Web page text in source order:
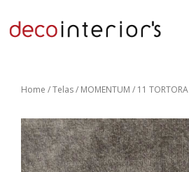
Home /Telas/ MOMENTUM / 11 TORTORA